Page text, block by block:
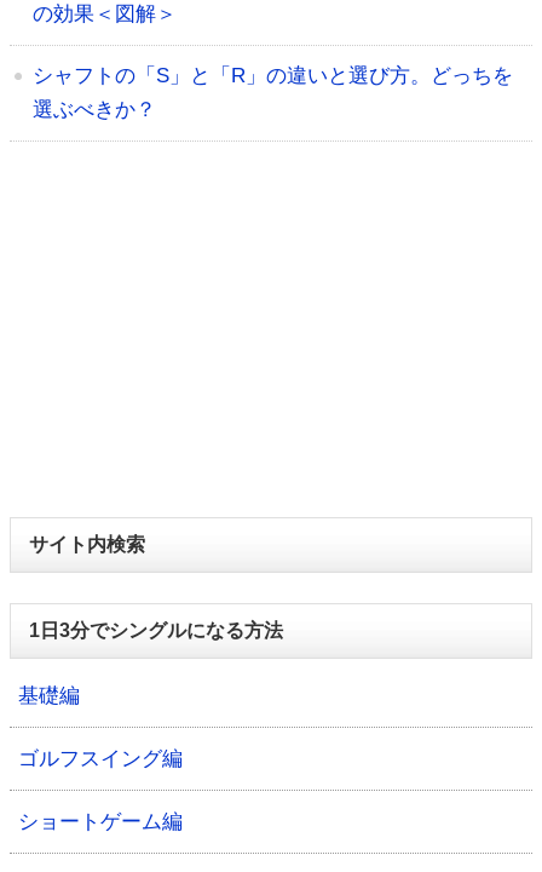
の効果＜図解＞
シャフトの「S」と「R」の違いと選び方。どっちを
選ぶべきか？
サイト内検索
1日3分でシングルになる方法
基礎編
ゴルフスイング編
ショートゲーム編